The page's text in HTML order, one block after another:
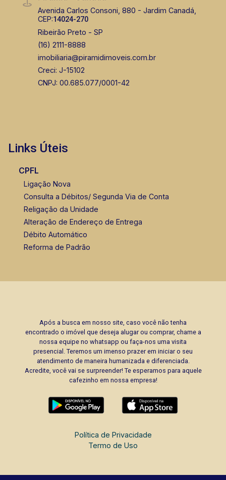
Avenida Carlos Consoni, 880 - Jardim Canadá,
CEP:14024-270
Ribeirão Preto - SP
(16) 2111-8888
imobiliaria@piramidimoveis.com.br
Creci: J-15102
CNPJ: 00.685.077/0001-42
Links Úteis
CPFL
Ligação Nova
Consulta a Débitos/ Segunda Via de Conta
Religação da Unidade
Alteração de Endereço de Entrega
Débito Automático
Reforma de Padrão
Após a busca em nosso site, caso você não tenha
encontrado o imóvel que deseja alugar ou comprar, chame a
nossa equipe no whatsapp ou faça-nos uma visita
presencial. Teremos um imenso prazer em iniciar o seu
atendimento de maneira humanizada e diferenciada.
Acredite, você vai se surpreender! Te esperamos para aquele
cafezinho em nossa empresa!
Política de Privacidade
Termo de Uso